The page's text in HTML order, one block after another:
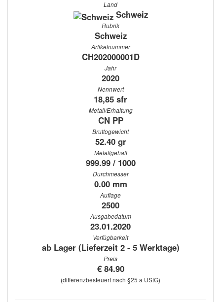
Land
Schweiz
Rubrik
Schweiz
Artikelnummer
CH202000001D
Jahr
2020
Nennwert
18,85 sfr
Metall/Erhaltung
CN PP
Bruttogewicht
52.40 gr
Metallgehalt
999.99 / 1000
Durchmesser
0.00 mm
Auflage
2500
Ausgabedatum
23.01.2020
Verfügbarkeit
ab Lager (Lieferzeit 2 - 5 Werktage)
Preis
€ 84.90
(differenzbesteuert nach §25 a UStG)